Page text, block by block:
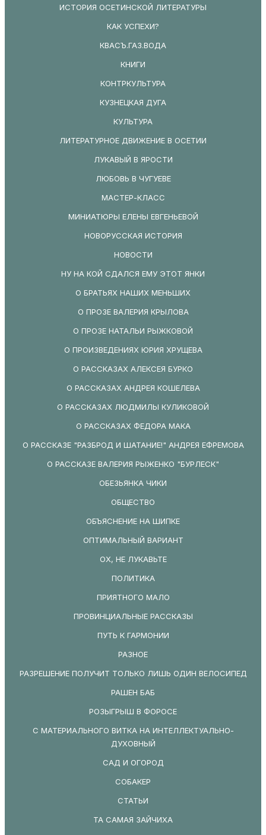
ИСТОРИЯ ОСЕТИНСКОЙ ЛИТЕРАТУРЫ
КАК УСПЕХИ?
КВАСЪ.ГАЗ.ВОДА
КНИГИ
КОНТРКУЛЬТУРА
КУЗНЕЦКАЯ ДУГА
КУЛЬТУРА
ЛИТЕРАТУРНОЕ ДВИЖЕНИЕ В ОСЕТИИ
ЛУКАВЫЙ В ЯРОСТИ
ЛЮБОВЬ В ЧУГУЕВЕ
МАСТЕР-КЛАСС
МИНИАТЮРЫ ЕЛЕНЫ ЕВГЕНЬЕВОЙ
НОВОРУССКАЯ ИСТОРИЯ
НОВОСТИ
НУ НА КОЙ СДАЛСЯ ЕМУ ЭТОТ ЯНКИ
О БРАТЬЯХ НАШИХ МЕНЬШИХ
О ПРОЗЕ ВАЛЕРИЯ КРЫЛОВА
О ПРОЗЕ НАТАЛЬИ РЫЖКОВОЙ
О ПРОИЗВЕДЕНИЯХ ЮРИЯ ХРУЩЕВА
О РАССКАЗАХ АЛЕКСЕЯ БУРКО
О РАССКАЗАХ АНДРЕЯ КОШЕЛЕВА
О РАССКАЗАХ ЛЮДМИЛЫ КУЛИКОВОЙ
О РАССКАЗАХ ФЕДОРА МАКА
О РАССКАЗЕ "РАЗБРОД И ШАТАНИЕ!" АНДРЕЯ ЕФРЕМОВА
О РАССКАЗЕ ВАЛЕРИЯ РЫЖЕНКО "БУРЛЕСК"
ОБЕЗЬЯНКА ЧИКИ
ОБЩЕСТВО
ОБЪЯСНЕНИЕ НА ШИПКЕ
ОПТИМАЛЬНЫЙ ВАРИАНТ
ОХ, НЕ ЛУКАВЬТЕ
ПОЛИТИКА
ПРИЯТНОГО МАЛО
ПРОВИНЦИАЛЬНЫЕ РАССКАЗЫ
ПУТЬ К ГАРМОНИИ
РАЗНОЕ
РАЗРЕШЕНИЕ ПОЛУЧИТ ТОЛЬКО ЛИШЬ ОДИН ВЕЛОСИПЕД
РАШЕН БАБ
РОЗЫГРЫШ В ФОРОСЕ
С МАТЕРИАЛЬНОГО ВИТКА НА ИНТЕЛЛЕКТУАЛЬНО-
ДУХОВНЫЙ
САД И ОГОРОД
СОБАКЕР
СТАТЬИ
ТА САМАЯ ЗАЙЧИХА